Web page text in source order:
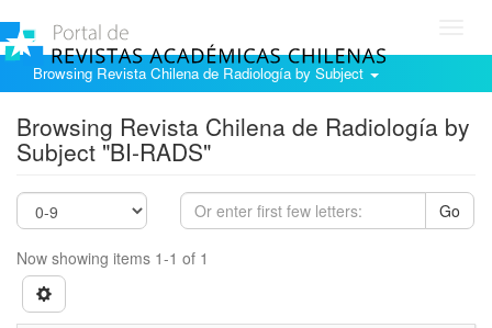
Browsing Revista Chilena de Radiología by Subject
Browsing Revista Chilena de Radiología by
Subject "BI-RADS"
Go
Now showing items 1-1 of 1